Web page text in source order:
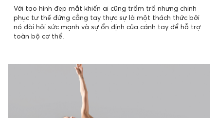
Với tạo hình đẹp mắt khiến ai cũng trầm trồ nhưng chinh
phục tư thế đứng cẳng tay thực sự là một thách thức bởi
nó đòi hỏi sức mạnh và sự ổn định của cánh tay để hỗ trợ
toàn bộ cơ thể.